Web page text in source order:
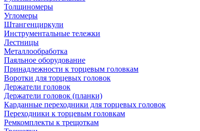
Толщиномеры
Угломеры
Штангенциркули
Инструментальные тележки
Лестницы
Металлообработка
Паяльное оборудование
Принадлежности к торцевым головкам
Воротки для торцевых головок
Держатели головок
Держатели головок (планки)
Карданные переходники для торцевых головок
Переходники к торцевым головкам
Ремкомплекты к трещоткам